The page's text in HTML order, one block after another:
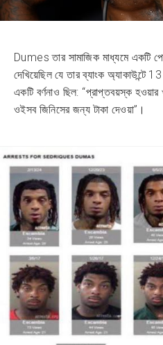
Dumes তার সামাজিক মাধ্যমে একটি
দেখিয়েছিল যে তার ব্যাংক অ্যাকাউন্টে
একটি বর্ণনাও ছিল: “প্রাপ্তবয়স্ক
ওইসব জিনিসের জন্য টাকা দেওয়া”।